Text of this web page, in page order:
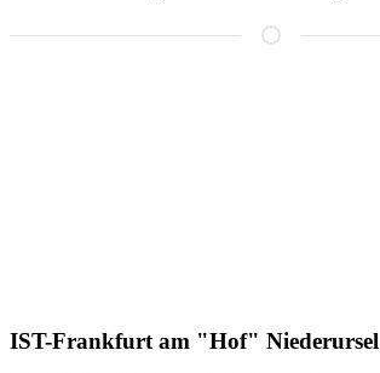
IST-Frankfurt am "Hof" Niederursel